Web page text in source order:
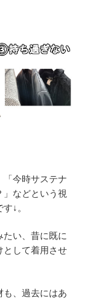
「今時サステナ
などという視
↓。
たい、昔に既に
として着用させ
も、過去にはあ